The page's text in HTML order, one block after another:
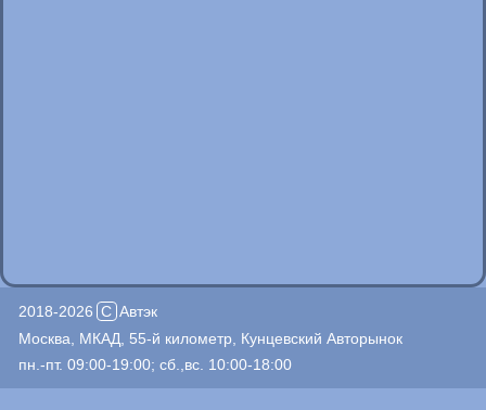
2018-2026 C Автэк
Москва, МКАД, 55-й километр, Кунцевский Авторынок
пн.-пт. 09:00-19:00; сб.,вс. 10:00-18:00